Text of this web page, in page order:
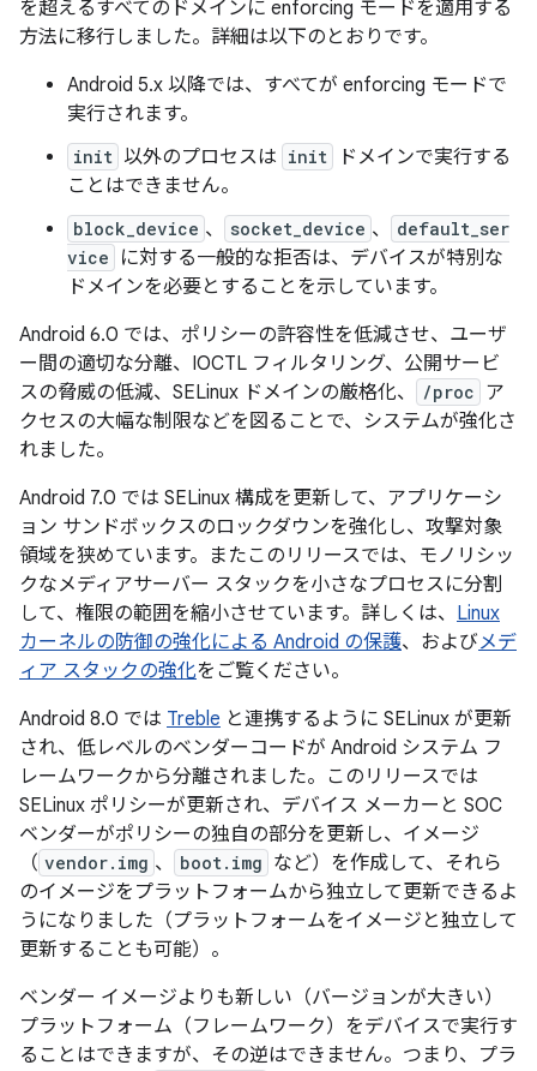
を超えるすべてのドメインに enforcing モードを適用する
方法に移行しました。詳細は以下のとおりです。
Android 5.x 以降では、すべてが enforcing モードで
実行されます。
init 以外のプロセスは init
ドメインで実行する
ことはできません。
block_device 、 socket_device 、
default_ser
vice
に対する一般的な拒否は、デバイスが特別な
ドメインを必要とすることを示しています。
Android 6.0 では、ポリシーの許容性を低減させ、ユーザ
ー間の適切な分離、IOCTL フィルタリング、公開サービ
スの脅威の低減、SELinux ドメインの厳格化、
/proc ア
クセスの大幅な制限などを図ることで、システムが強化さ
れました。
Android 7.0 では SELinux 構成を更新して、アプリケーシ
ョン サンドボックスのロックダウンを強化し、攻撃対象
領域を狭めています。またこのリリースでは、モノリシッ
クなメディアサーバー スタックを小さなプロセスに分割
して、権限の範囲を縮小させています。詳しくは、 Linux
カーネルの防御の強化による Android の保護、およびメデ
ィア スタックの強化をご覧ください。
Android 8.0 では Treble と連携するように SELinux が更新
され、低レベルのベンダーコードが Android システム フ
レームワークから分離されました。このリリースでは
SELinux ポリシーが更新され、デバイス メーカーと SOC
ベンダーがポリシーの独自の部分を更新し、イメージ
（ vendor.img 、 boot.img など）を作成して、それら
のイメージをプラットフォームから独立して更新できるよ
うになりました（プラットフォームをイメージと独立して
更新することも可能）。
ベンダー イメージよりも新しい（バージョンが大きい）
プラットフォーム（フレームワーク）をデバイスで実行す
ることはできますが、その逆はできません。つまり、プラ